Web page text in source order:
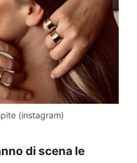
(instagram)
di scena le